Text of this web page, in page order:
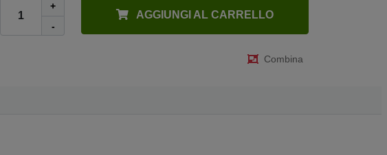
+
-
AGGIUNGI AL CARRELLO
Combina